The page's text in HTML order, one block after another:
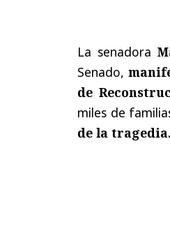
La senadora
Senado,
de
miles de
de la tragedia.